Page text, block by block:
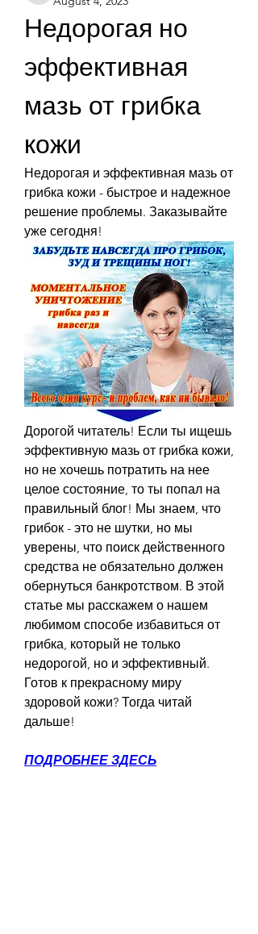
Недорогая но
эффективная
мазь от грибка
кожи
Недорогая и эффективная мазь от
грибка кожи - быстрое и надежное
решение проблемы. Заказывайте
уже сегодня!
Дорогой читатель! Если ты ищешь
эффективную мазь от грибка кожи,
но не хочешь потратить на нее
целое состояние, то ты попал на
правильный блог! Мы знаем, что
грибок - это не шутки, но мы
уверены, что поиск действенного
средства не обязательно должен
обернуться банкротством. В этой
статье мы расскажем о нашем
любимом способе избавиться от
грибка, который не только
недорогой, но и эффективный.
Готов к прекрасному миру
здоровой кожи? Тогда читай
дальше!
ПОДРОБНЕЕ ЗДЕСЬ